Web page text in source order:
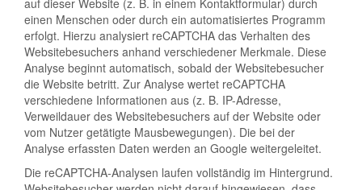
auf dieser Website (z. B. in einem Kontaktformular) durch
einen Menschen oder durch ein automatisiertes Programm
erfolgt. Hierzu analysiert reCAPTCHA das Verhalten des
Websitebesuchers anhand verschiedener Merkmale. Diese
Analyse beginnt automatisch, sobald der Websitebesucher
die Website betritt. Zur Analyse wertet reCAPTCHA
verschiedene Informationen aus (z. B. IP-Adresse,
Verweildauer des Websitebesuchers auf der Website oder
vom Nutzer getätigte Mausbewegungen). Die bei der
Analyse erfassten Daten werden an Google weitergeleitet.
Die reCAPTCHA-Analysen laufen vollständig im Hintergrund.